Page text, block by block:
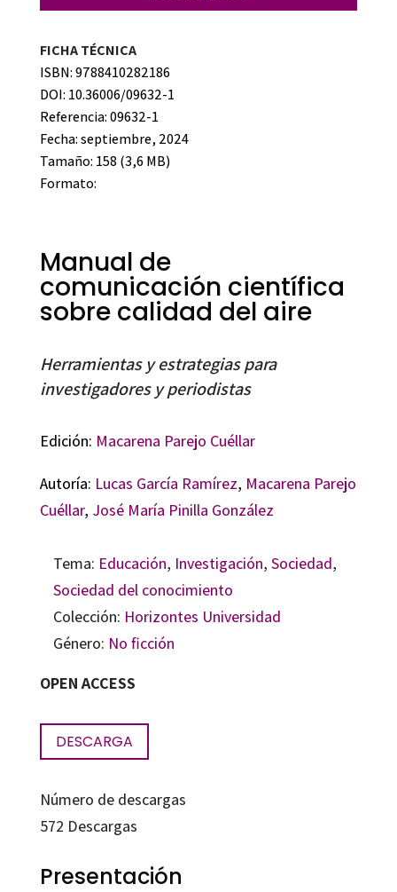
FICHA TÉCNICA
ISBN: 9788410282186
DOI: 10.36006/09632-1
Referencia: 09632-1
Fecha: septiembre, 2024
Tamaño: 158 (3,6 MB)
Formato:
Manual de
comunicación científica
sobre calidad del aire
Herramientas y estrategias para
investigadores y periodistas
Edición: Macarena Parejo Cuéllar
Autoría: Lucas García Ramírez, Macarena Parejo
Cuéllar, José María Pinilla González
Tema: Educación, Investigación, Sociedad,
Sociedad del conocimiento
Colección: Horizontes Universidad
Género: No ficción
OPEN ACCESS
DESCARGA
Número de descargas
572 Descargas
Presentación